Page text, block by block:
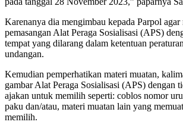
Karenanya dia mengimbau kepada Parpol agar
pemasangan Alat Peraga Sosialisasi (APS)
tempat yang dilarang dalam ketentuan
undangan.
Kemudian pemperhatikan materi muatan,
gambar Alat Peraga Sosialisasi (APS) dengan
ajakan untuk memilih seperti: coblos nomor
paku dan/atau, materi muatan lain yang
memilih.